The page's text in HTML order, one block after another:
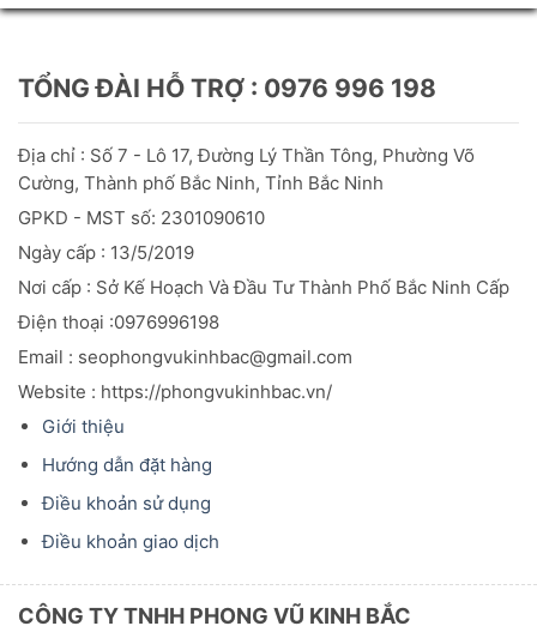
TỔNG ĐÀI HỖ TRỢ : 0976 996 198
Địa chỉ : Số 7 - Lô 17, Đường Lý Thần Tông, Phường Võ
Cường, Thành phố Bắc Ninh, Tỉnh Bắc Ninh
GPKD - MST số: 2301090610
Ngày cấp : 13/5/2019
Nơi cấp : Sở Kế Hoạch Và Đầu TưThành Phố Bắc Ninh Cấp
Điện thoại :0976996198
Email : seophongvukinhbac@gmail.com
Website : https://phongvukinhbac.vn/
Giới thiệu
Hướng dẫn đặt hàng
Điều khoản sử dụng
Điều khoản giao dịch
CÔNG TY TNHH PHONG VŨ KINH BẮC